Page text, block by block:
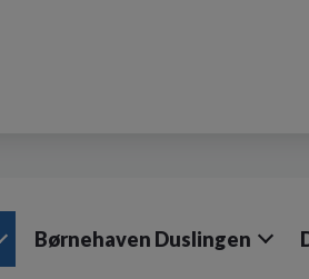
Børnehaven Duslingen